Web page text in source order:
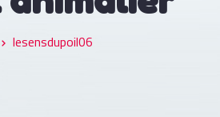
lesensdupoil06